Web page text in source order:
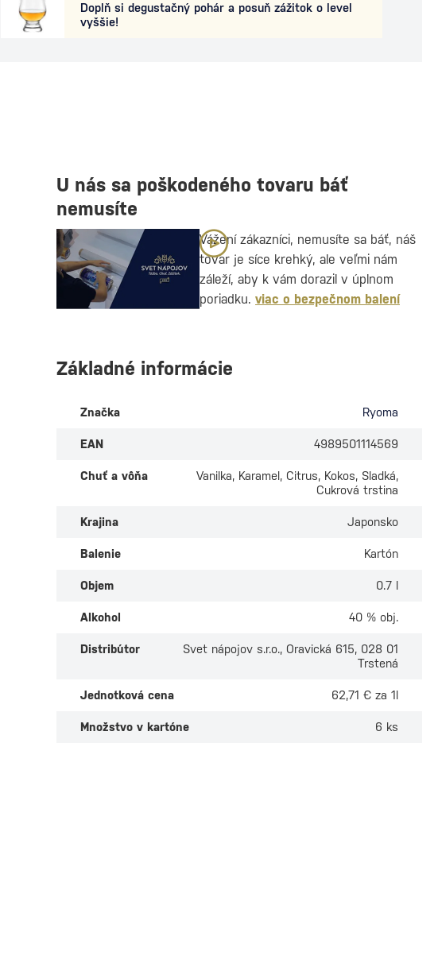
Doplň si degustačný pohár a posuň zážitok o level
vyššie!
U nás sa poškodeného tovaru báť
nemusíte
Vážení zákazníci, nemusíte sa báť, náš
tovar je síce krehký, ale veľmi nám
záleží, aby k vám dorazil v úplnom
poriadku. viac o bezpečnom balení
Základné informácie
Značka Ryoma
EAN 4989501114569
Chuť a vôňa
Vanilka, Karamel, Citrus, Kokos, Sladká,
Cukrová trstina
Krajina Japonsko
Balenie Kartón
Objem 0.7 l
Alkohol 40 % obj.
Distribútor
Svet nápojov s.r.o., Oravická 615, 028 01
Trstená
Jednotková cena 62,71 € za 1l
Množstvo v kartóne 6 ks